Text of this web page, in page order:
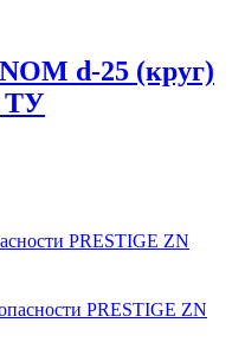
d-25 (круг)
ТУ
PRESTIGE ZN
PRESTIGE ZN